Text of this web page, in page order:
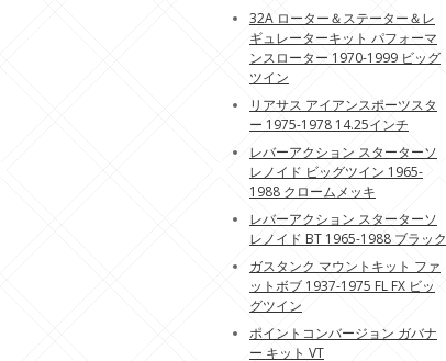
32A ローター＆ステーター＆レ
ギュレーターキット パフォーマ
ンスローター 1970-1999 ビッグ
ツイン
リアサス アイアンスポーツスタ
ー 1975-1978 14.25インチ
レバーアクション スターターソ
レノイド ビッグツイン 1965-
1988 クロームメッキ
レバーアクション スターターソ
レノイド BT 1965-1988 ブラック
ガスタンク マウントキット ファ
ットボブ 1937-1975 FL FX ビッ
グツイン
ポイントコンバージョン ガバナ
ー キット VT